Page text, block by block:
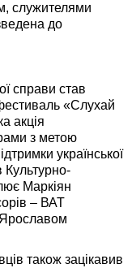
служителями
до
справи став
«Слухай
акція
з метою
української
Культурно-
Маркіян
– ВАТ
Ярославом
також зацікавив